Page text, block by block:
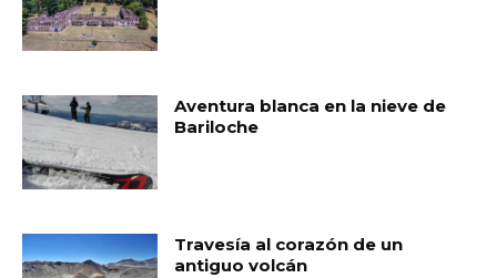
Aventura blanca en la nieve de
Bariloche
Travesía al corazón de un
antiguo volcán